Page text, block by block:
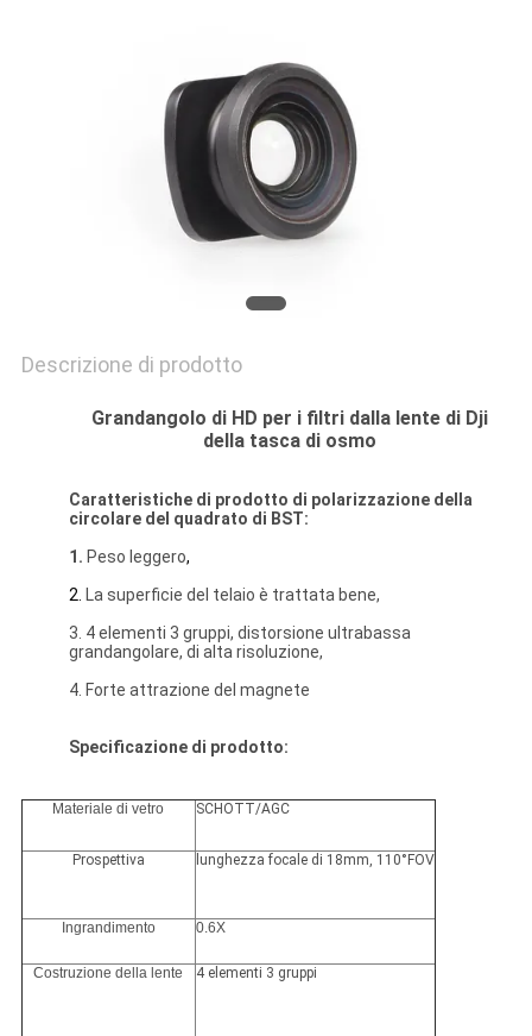
Descrizione di prodotto
Grandangolo di HD per i filtri dalla lente di Dji
della tasca di osmo
Caratteristiche di prodotto di polarizzazione della
circolare del quadrato di BST:
1. Peso leggero,
2. La superficie del telaio è trattata bene,
3. 4 elementi 3 gruppi, distorsione ultrabassa
grandangolare, di alta risoluzione,
4. Forte attrazione del magnete
Specificazione di prodotto:
Materiale di vetro SCHOTT/AGC
Prospettiva lunghezza focale di 18mm, 110°FOV
Ingrandimento 0.6X
Costruzione della lente 4 elementi 3 gruppi